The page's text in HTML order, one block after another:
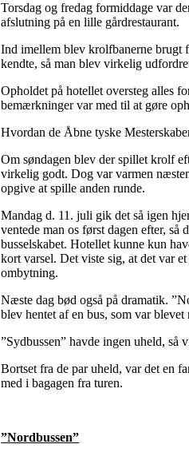
Torsdag og fredag formiddage var
afslutning på en lille gårdrestaurant.
Ind imellem blev krolfbanerne brugt
kendte, så man blev virkelig
Opholdet på hotellet oversteg alles
bemærkninger var med til at gøre
Hvordan de Åbne tyske
Om søndagen blev der spillet krolf
virkelig godt. Dog var varmen
opgive at spille anden runde.
Mandag d. 11. juli gik det så igen
ventede man os først dagen efter,
busselskabet. Hotellet kunne kun
kort varsel. Det viste sig, at det var
ombytning.
Næste dag bød også på dramatik.
blev hentet af en bus, som var
”Sydbussen” havde ingen uheld, så
Bortset fra de par uheld, var det en
med i bagagen fra turen.
”Nordbussen”